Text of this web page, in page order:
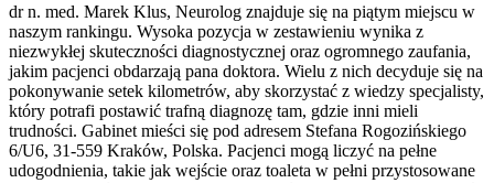
dr n. med. Marek Klus, Neurolog znajduje się na piątym miejscu w
naszym rankingu. Wysoka pozycja w zestawieniu wynika z
niezwykłej skuteczności diagnostycznej oraz ogromnego zaufania,
jakim pacjenci obdarzają pana doktora. Wielu z nich decyduje się na
pokonywanie setek kilometrów, aby skorzystać z wiedzy specjalisty,
który potrafi postawić trafną diagnozę tam, gdzie inni mieli
trudności. Gabinet mieści się pod adresem Stefana Rogozińskiego
6/U6, 31-559 Kraków, Polska. Pacjenci mogą liczyć na pełne
udogodnienia, takie jak wejście oraz toaleta w pełni przystosowane